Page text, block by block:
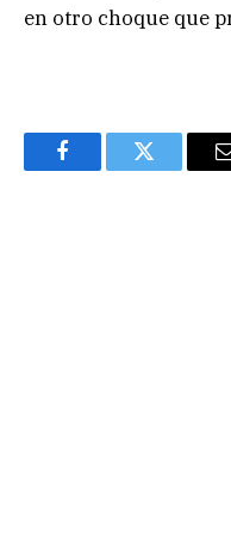
en otro choque que
FacebookTwitter